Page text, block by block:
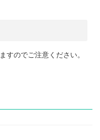
すのでご注意ください。